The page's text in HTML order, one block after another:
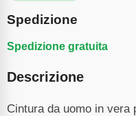
Spedizione
Spedizione gratuita
Descrizione
Cintura da uomo in